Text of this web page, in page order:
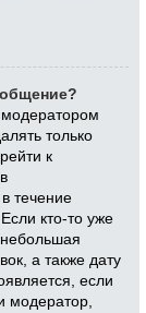
только
к
в
течение
кто-то уже
а также дату
если
модератор,